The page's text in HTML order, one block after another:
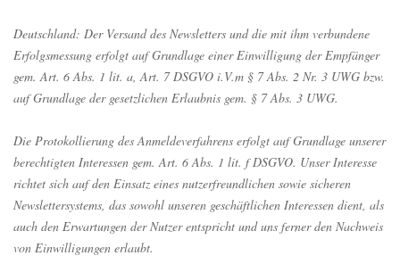
Deutschland: Der Versand des Newsletters und die mit ihm verbundene
Erfolgsmessung erfolgt auf Grundlage einer Einwilligung der Empfänger
gem. Art. 6 Abs. 1 lit. a, Art. 7 DSGVO i.V.m § 7 Abs. 2 Nr. 3 UWG bzw.
auf Grundlage der gesetzlichen Erlaubnis gem. § 7 Abs. 3 UWG.
Die Protokollierung des Anmeldeverfahrens erfolgt auf Grundlage unserer
berechtigten Interessen gem. Art. 6 Abs. 1 lit. f DSGVO. Unser Interesse
richtet sich auf den Einsatz eines nutzerfreundlichen sowie sicheren
Newslettersystems, das sowohl unseren geschäftlichen Interessen dient, als
auch den Erwartungen der Nutzer entspricht und uns ferner den Nachweis
von Einwilligungen erlaubt.